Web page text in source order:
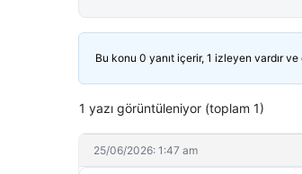
Bu konu 0 yanıt içerir, 1 izleyen vardır ve
1 yazı görüntüleniyor (toplam 1)
25/06/2026: 1:47 am